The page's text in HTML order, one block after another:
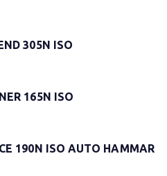
305N ISO
165N ISO
190N ISO AUTO HAMMAR